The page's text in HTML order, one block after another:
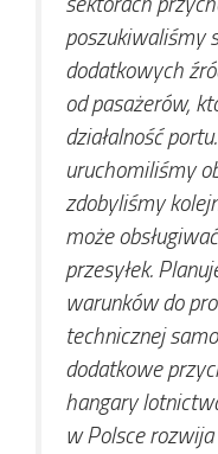
poszukiwaliśmy
dodatkowych
od pasażerów,
działalność
uruchomiliśmy
zdobyliśmy
może
przesyłek.
warunków do
technicznej
dodatkowe
hangary
w Polsce